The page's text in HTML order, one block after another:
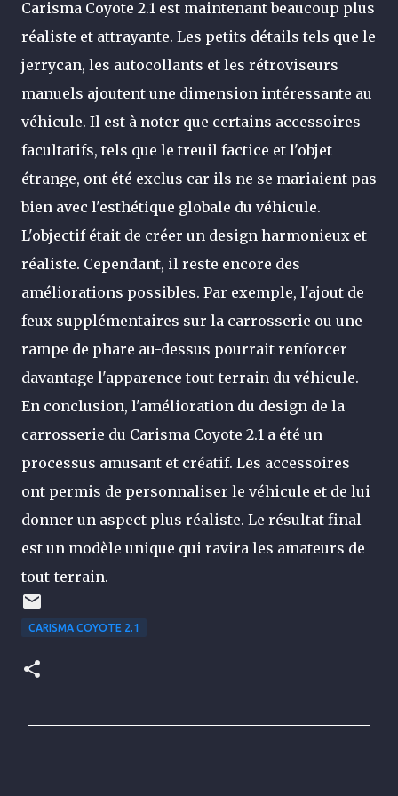
Carisma Coyote 2.1 est maintenant beaucoup plus
réaliste et attrayante. Les petits détails tels que le
jerrycan, les autocollants et les rétroviseurs
manuels ajoutent une dimension intéressante au
véhicule. Il est à noter que certains accessoires
facultatifs, tels que le treuil factice et l'objet
étrange, ont été exclus car ils ne se mariaient pas
bien avec l'esthétique globale du véhicule.
L'objectif était de créer un design harmonieux et
réaliste. Cependant, il reste encore des
améliorations possibles. Par exemple, l'ajout de
feux supplémentaires sur la carrosserie ou une
rampe de phare au-dessus pourrait renforcer
davantage l'apparence tout-terrain du véhicule.
En conclusion, l'amélioration du design de la
carrosserie du Carisma Coyote 2.1 a été un
processus amusant et créatif. Les accessoires
ont permis de personnaliser le véhicule et de lui
donner un aspect plus réaliste. Le résultat final
est un modèle unique qui ravira les amateurs de
tout-terrain.
CARISMA COYOTE 2.1